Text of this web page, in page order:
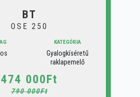
BT
OSE 250
KATEGÓRIA
Gyalogkíséretű
raklapemelő
474 000Ft
790 000Ft